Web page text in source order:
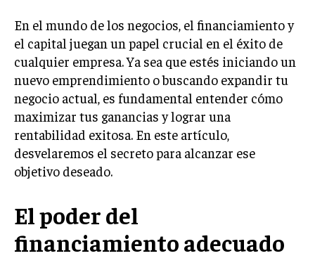
En el mundo de los negocios, el financiamiento y
el capital juegan un papel crucial en el éxito de
cualquier empresa. Ya sea que estés iniciando un
nuevo emprendimiento o buscando expandir tu
negocio actual, es fundamental entender cómo
maximizar tus ganancias y lograr una
rentabilidad exitosa. En este artículo,
desvelaremos el secreto para alcanzar ese
objetivo deseado.
El poder del
financiamiento adecuado